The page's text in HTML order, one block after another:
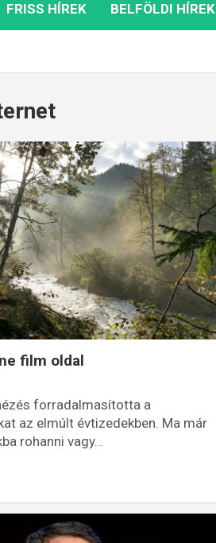
FRISS HÍREK BELFÖLDI HÍREK
film oldal
forradalmasította a
az elmúlt évtizedekben. Ma már
rohanni vagy…